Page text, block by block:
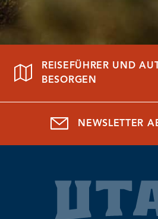
REISEFÜHRER UND
BESORGEN
NEWSLETTER